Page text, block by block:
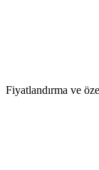
Fiyatlandırma ve